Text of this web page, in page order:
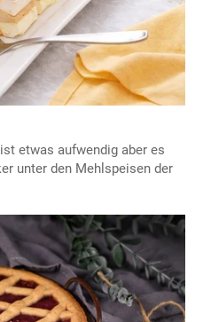
etwas aufwendig aber es
unter den Mehlspeisen der